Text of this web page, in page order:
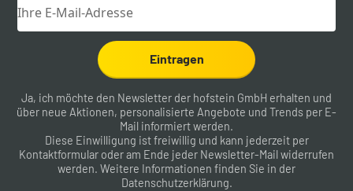
Eintragen
Ja, ich möchte den Newsletter der hofstein GmbH erhalten und
über neue Aktionen, personalisierte Angebote und Trends per E-
Mail informiert werden.
Diese Einwilligung ist freiwillig und kann jederzeit per
Kontaktformular oder am Ende jeder Newsletter-Mail widerrufen
werden. Weitere Informationen finden Sie in der
Datenschutzerklärung.